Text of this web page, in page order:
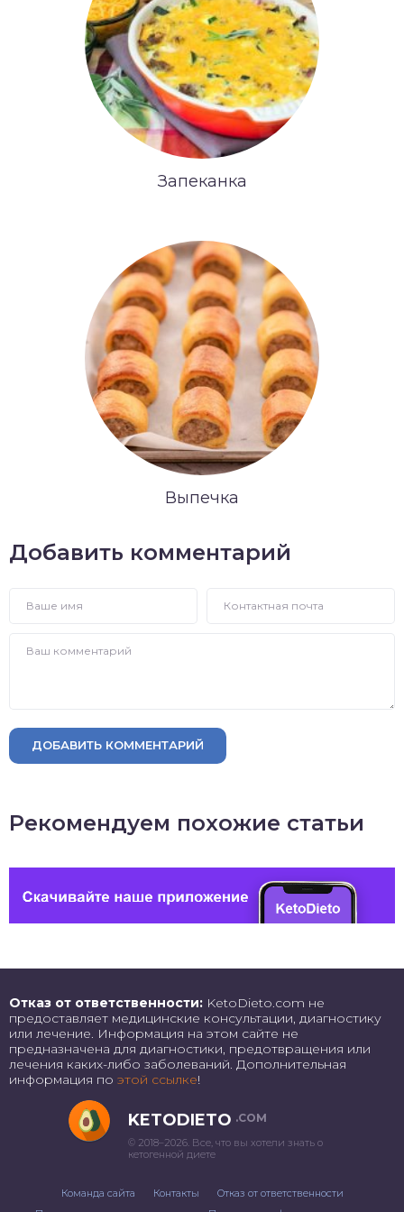
Запеканка
Выпечка
Добавить комментарий
ДОБАВИТЬ КОММЕНТАРИЙ
Рекомендуем похожие статьи
Отказ от ответственности: KetoDieto.com не
предоставляет медицинские консультации, диагностику
или лечение. Информация на этом сайте не
предназначена для диагностики, предотвращения или
лечения каких-либо заболеваний. Дополнительная
информация по этой ссылке!
KETODIETO .COM
© 2018–2026. Все, что вы хотели знать о
кетогенной диете
Команда сайта Контакты
Отказ от ответственности